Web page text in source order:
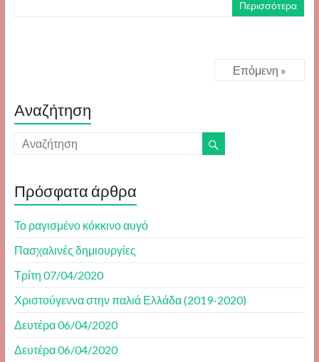
Περισσότερα
Επόμενη »
Αναζήτηση
Πρόσφατα άρθρα
Το ραγισμένο κόκκινο αυγό
Πασχαλινές δημιουργίες
Τρίτη 07/04/2020
Χριστούγεννα στην παλιά Ελλάδα (2019-2020)
Δευτέρα 06/04/2020
Δευτέρα 06/04/2020